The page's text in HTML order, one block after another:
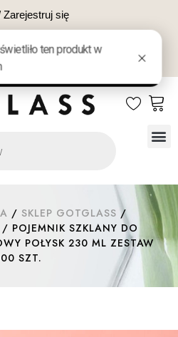
Zarejestruj się
NA PREZENT KONTAKT
/ SKLEP GOTGLASS /
/ POJEMNIK SZKLANY DO
POŁYSK 230 ML ZESTAW
SZT.